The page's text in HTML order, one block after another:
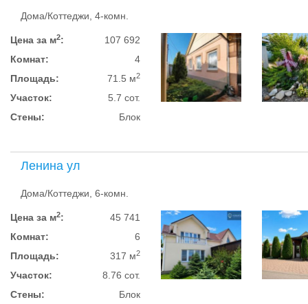
Дома/Коттеджи, 4-комн.
Цена за м2:
107 692
Комнат:
4
Площадь:
71.5 м2
Участок:
5.7 сот.
Стены:
Блок
Ленина ул
Дома/Коттеджи, 6-комн.
Цена за м2:
45 741
Комнат:
6
Площадь:
317 м2
Участок:
8.76 сот.
Стены:
Блок